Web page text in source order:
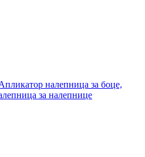
налепница за боце,
за налепнице